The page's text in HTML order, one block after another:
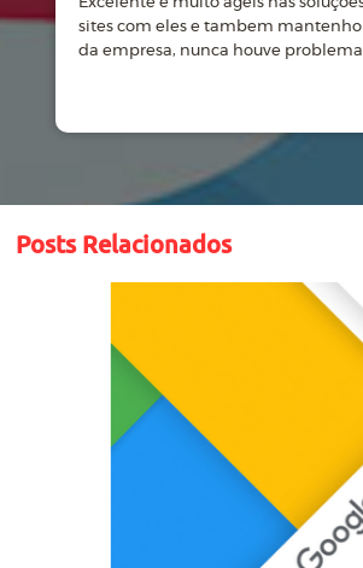
sites com eles e tambem
da empresa, nunca houve
Posts Relacionados